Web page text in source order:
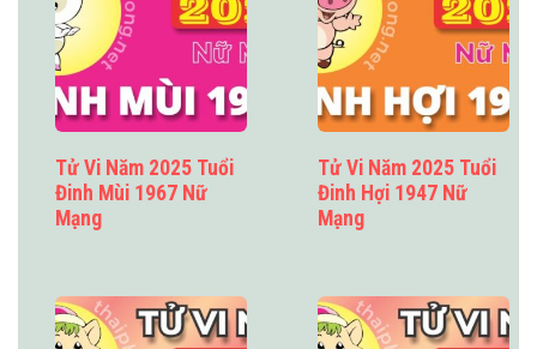
Tử Vi Năm 2025 Tuổi
Đinh Mùi 1967 Nữ
Mạng
Tử Vi Năm 2025 Tuổi
Đinh Hợi 1947 Nữ
Mạng